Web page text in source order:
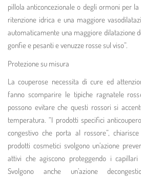
pillola anticoncezionale o degli ormoni per
ritenzione idrica e una maggiore
automaticamente una maggiore dilatazione
gonfie e pesanti e venuzze rosse sul viso”.
Protezione su misura
La couperose necessita di cure ed
fanno scomparire le tipiche ragnatele
possono evitare che questi rossori si
temperatura. “I prodotti specifici
congestivo che porta al rossore”,
prodotti cosmetici svolgono un’azione
attivi che agiscono proteggendo i
Svolgono anche un’azione